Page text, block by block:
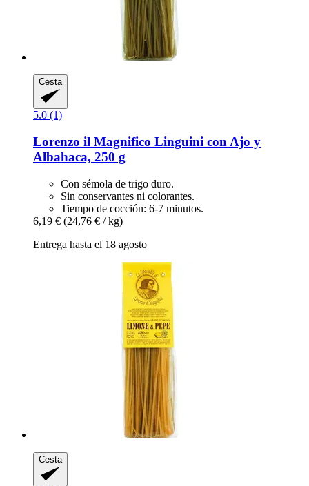
Cesta
5.0 (1)
Lorenzo il Magnifico Linguini con Ajo y
Albahaca, 250 g
Con sémola de trigo duro.
Sin conservantes ni colorantes.
Tiempo de cocción: 6-7 minutos.
6,19 € (24,76 € / kg)
Entrega hasta el 18 agosto
Cesta